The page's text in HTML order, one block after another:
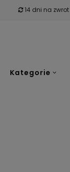
14 dni na zwrot
Kategorie